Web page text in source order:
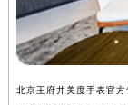
北京王府井美度手表官